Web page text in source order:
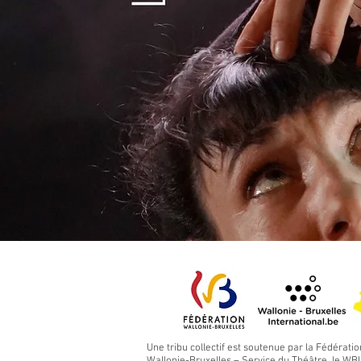
Une tribu collectif est soutenue par la